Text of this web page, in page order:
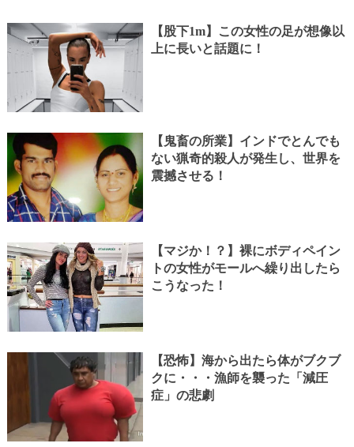
【股下1m】この女性の足が想像以
上に長いと話題に！
【鬼畜の所業】インドでとんでも
ない猟奇的殺人が発生し、世界を
震撼させる！
【マジか！？】裸にボディペイン
トの女性がモールへ繰り出したら
こうなった！
【恐怖】海から出たら体がブクブ
クに・・・漁師を襲った「減圧
症」の悲劇